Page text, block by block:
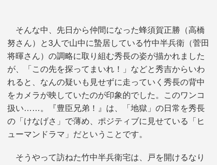
そんな中、先日から仲間になった蜂須賀正勝（高橋
努さん）と3人で山中に蟄居している竹中半兵衛（菅田
将暉さん）の調略に取り組む秀長の姿が描かれました
が、「この先を探ってまいれ！」などと秀吉からいわ
れると、なんの疑いも見せずに走っていく秀長の背中
をカメラが映していたのが印象的でした。このワンコ
扱い……。『豊臣兄弟！』は、「地獄」の日常を秀長
の「けなげさ」で薄め、ポジティブに見せている「ヒ
ューマンドラマ」だということです。
そうやって訪ねた竹中半兵衛宅は、戸を開けるなり